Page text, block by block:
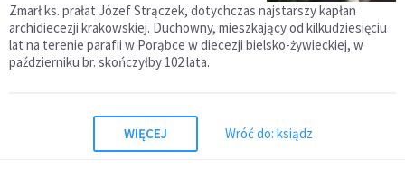
Zmarł ks. prałat Józef Strączek, dotychczas najstarszy kapłan
archidiecezji krakowskiej. Duchowny, mieszkający od kilkudziesięciu
lat na terenie parafii w Porąbce w diecezji bielsko-żywieckiej, w
październiku br. skończyłby 102 lata.
WIĘCEJ Wróć do: ksiądz